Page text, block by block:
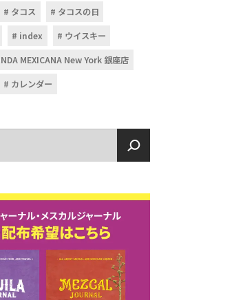
タコス
タコスの日
index
ウイスキー
MEXICANA New York 銀座店
カレンダー